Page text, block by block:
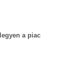
a piac